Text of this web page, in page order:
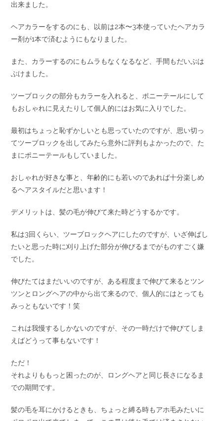
出来ました。
ヘアカラーをするのにも、以前は2本〜3本使っていたヘアカラ
ー剤が1本で済むようにもなりました。
また、カラーするのにもムラもなくなるなど、手間もだいぶは
ぶけました。
ツーブロックの部分もカラーを入れると、ポニーテールにして
もおしゃれに見えたりして個人的にはお気に入りでした。
最初はちょっと恥ずかしいとも思っていたのですが、思い切っ
てツーブロックを出してみたら意外に評判もよかったので、た
まにポニーテールもしていました。
おしゃれが好きな事と、年齢的にも若いのであれば十分楽しめ
るヘアスタイルだと思います！
デメリットは、髪の毛が伸びて来た時どうするかです。
私は3回くらい、ツーブロックヘアにしたのですが、いざ伸ばし
たいと思った時に刈り上げた部分が伸びるまでがものすごく嫌
でした。
伸びたてはまだいいのですが、ある程度まで伸びて来るとツン
ツンとロングヘアの中から出て来るので、個人的にはとっても
みっともないです！笑
これは我慢するしかないのですが、その一時だけで伸びてしま
えばどうって事もないです！
ただ！
それよりももっと困ったのが、ロングヘアと同じ長さになるま
での期間です。
髪の毛を耳にかけるときも、ちょっと縛る時もアホ毛みたいに